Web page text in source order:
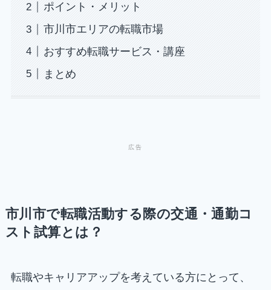
ポイント・メリット
市川市エリアの転職市場
おすすめ転職サービス・講座
まとめ
市川市で転職活動する際の交通・通勤コ
スト試算とは？
転職やキャリアアップを考えている方にとって、